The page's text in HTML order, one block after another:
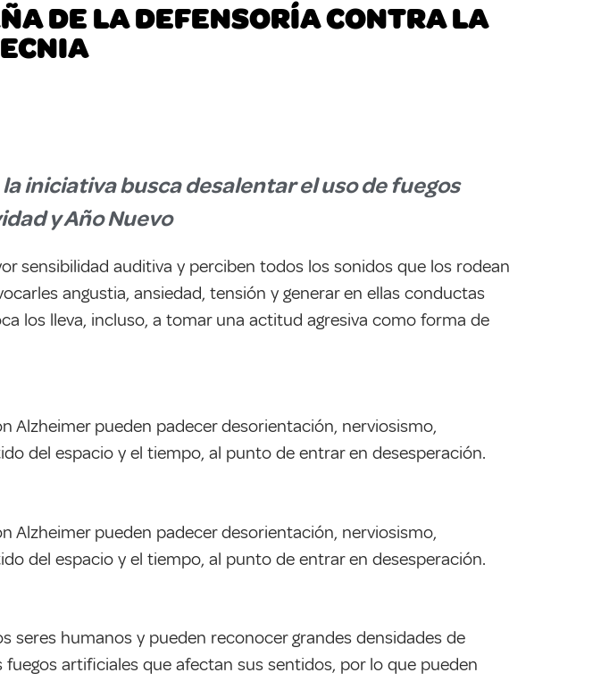
DE LA DEFENSORÍA CONTRA LA
iniciativa busca desalentar el uso de fuegos
y Año Nuevo
sensibilidad auditiva y perciben todos los sonidos que los rodean
angustia, ansiedad, tensión y generar en ellas conductas
los lleva, incluso, a tomar una actitud agresiva como forma de
Alzheimer pueden padecer desorientación, nerviosismo,
del espacio y el tiempo, al punto de entrar en desesperación.
Alzheimer pueden padecer desorientación, nerviosismo,
del espacio y el tiempo, al punto de entrar en desesperación.
seres humanos y pueden reconocer grandes densidades de
artificiales que afectan sus sentidos, por lo que pueden